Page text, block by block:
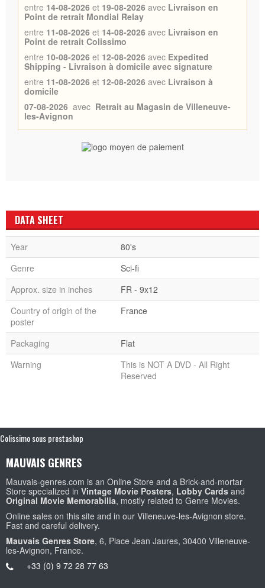
entre 14-08-2026 et 19-08-2026 avec Livraison en
Point de retrait Mondial Relay
entre 11-08-2026 et 14-08-2026 avec Livraison en
Point de retrait Colissimo
entre 10-08-2026 et 12-08-2026 avec Expedited
Shipping - Livraison à domicile avec signature
entre 11-08-2026 et 12-08-2026 avec Livraison à
domicile
07-08-2026 avec Retrait au Magasin de Villeneuve-
les-Avignon
DATA SHEET
Year
80's
Genre
Sci-fi
Approx. size in inches
FR - 9x12
Country of origin of the
poster
France
Packaging
Flat
Warning
This is NOT A DVD - All Right
Reserved
Colissimo sous prestashop
MAUVAIS GENRES
Mauvais-genres.com is an Online Store and a Brick-and-mortar
Store specialized in Vintage Movie Posters, Lobby Cards and
Original Movie Memorabilia, mostly related to Genre Movies.
Online sales on this site and in our Villeneuve-les-Avignon store.
Fast and careful delivery.
Mauvais Genres Store, 6, Place Jean Jaures, 30400 Villeneuve-
les-Avignon, France.
+33 (0) 9 72 28 77 63